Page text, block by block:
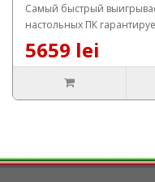
Самый быстрый
настольных ПК
5659 lei